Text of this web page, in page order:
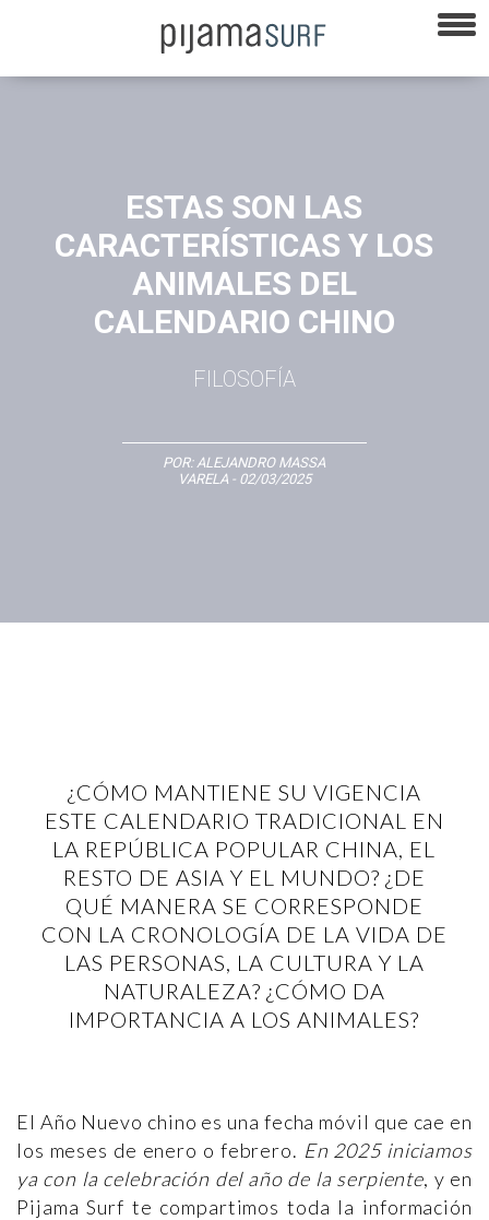
ESTAS SON LAS
CARACTERÍSTICAS Y LOS
ANIMALES DEL
CALENDARIO CHINO
FILOSOFÍA
POR: ALEJANDRO MASSA
VARELA- 02/03/2025
¿CÓMO MANTIENE SU VIGENCIA
ESTE CALENDARIO TRADICIONAL EN
LA REPÚBLICA POPULAR CHINA, EL
RESTO DE ASIA Y EL MUNDO? ¿DE
QUÉ MANERA SE CORRESPONDE
CON LA CRONOLOGÍA DE LA VIDA DE
LAS PERSONAS, LA CULTURA Y LA
NATURALEZA? ¿CÓMO DA
IMPORTANCIA A LOS ANIMALES?
El Año Nuevo chino es una fecha móvil que cae en
los meses de enero o febrero. En 2025 iniciamos
ya con la celebración del año de la serpiente, y en
Pijama Surf te compartimos toda la información